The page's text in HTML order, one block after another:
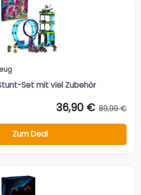
Set mit viel Zubehör
36,90 € 89,99 €
Zum Deal